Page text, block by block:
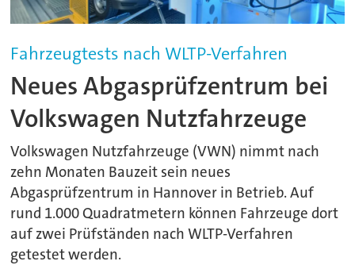
Fahrzeugtests nach WLTP-Verfahren
Neues Abgasprüfzentrum bei
Volkswagen Nutzfahrzeuge
Volkswagen Nutzfahrzeuge (VWN) nimmt nach
zehn Monaten Bauzeit sein neues
Abgasprüfzentrum in Hannover in Betrieb. Auf
rund 1.000 Quadratmetern können Fahrzeuge dort
auf zwei Prüfständen nach WLTP-Verfahren
getestet werden.